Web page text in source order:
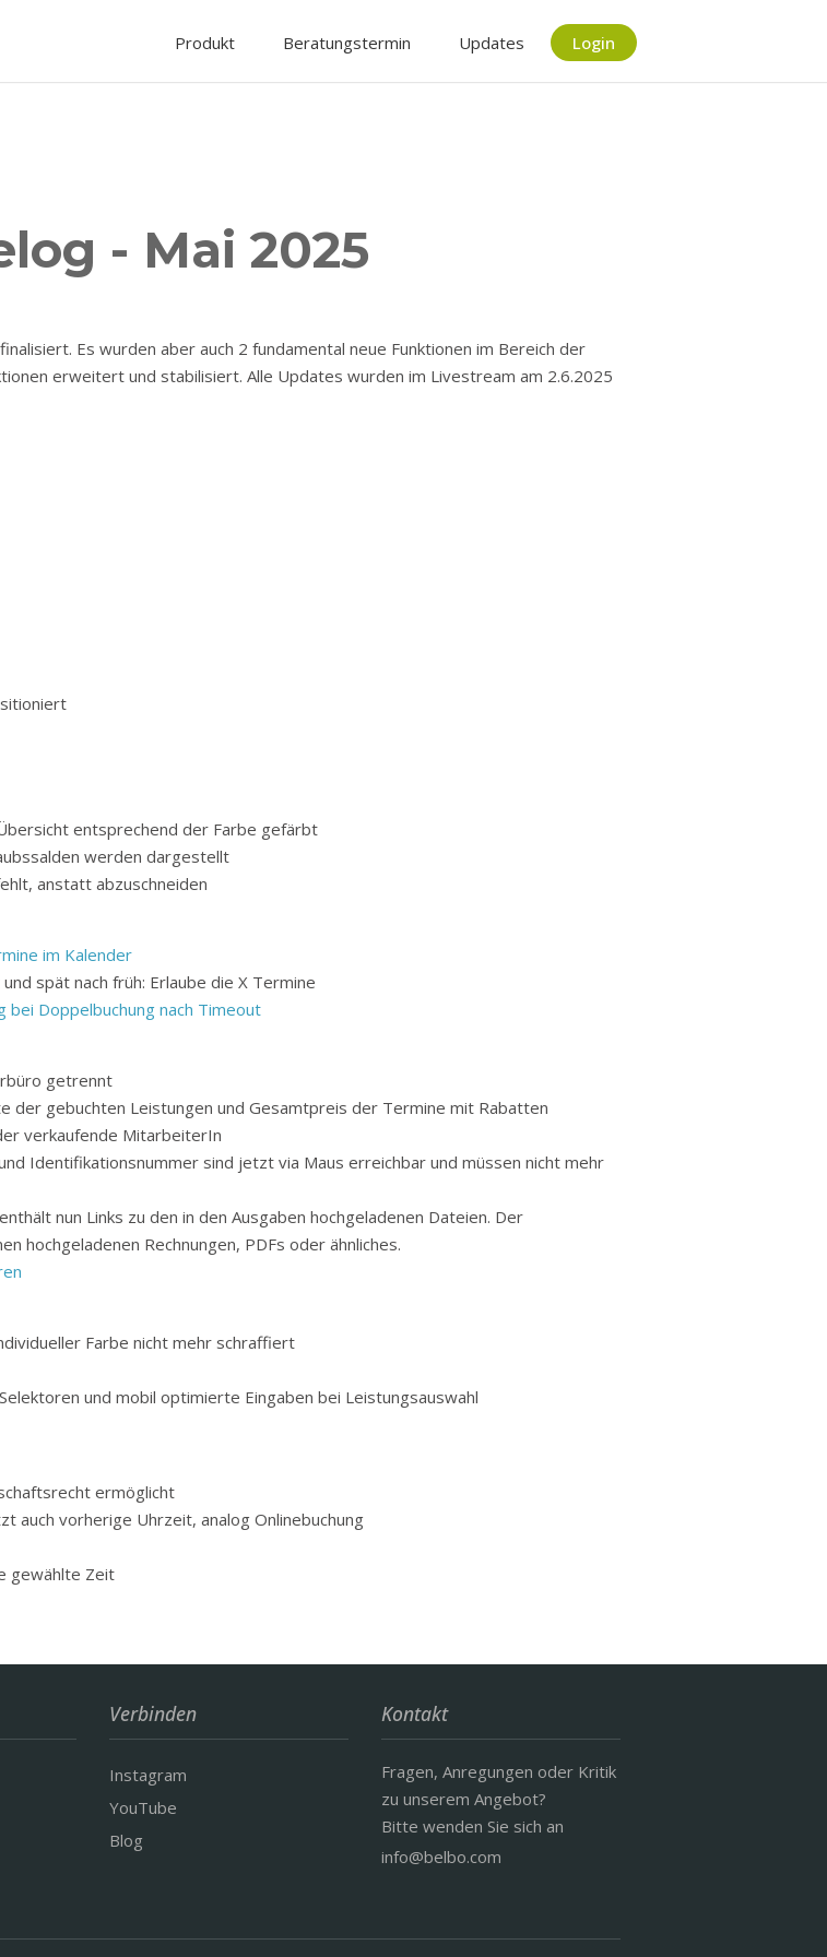
Produkt Beratungstermin Updates Login
- Mai 2025
Es wurden aber auch 2 fundamental neue Funktionen im Bereich der
erweitert und stabilisiert. Alle Updates wurden im Livestream am 2.6.2025
entsprechend der Farbe gefärbt
werden dargestellt
anstatt abzuschneiden
im Kalender
spät nach früh: Erlaube die X Termine
bei Doppelbuchung nach Timeout
getrennt
der gebuchten Leistungen und Gesamtpreis der Termine mit Rabatten
verkaufende MitarbeiterIn
Identifikationsnummer sind jetzt via Maus erreichbar und müssen nicht mehr
nun Links zu den in den Ausgaben hochgeladenen Dateien. Der
hochgeladenen Rechnungen, PDFs oder ähnliches.
Farbe nicht mehr schraffiert
und mobil optimierte Eingaben bei Leistungsauswahl
ermöglicht
auch vorherige Uhrzeit, analog Onlinebuchung
gewählte Zeit
Verbinden
Instagram
YouTube
Blog
Kontakt
Fragen, Anregungen oder Kritik
zu unserem Angebot?
Bitte wenden Sie sich an
info@belbo.com